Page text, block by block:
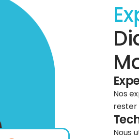
Nos
rester
Nous